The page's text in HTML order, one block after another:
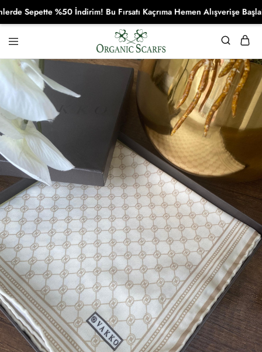
Organikscarf
Sepette %50 İndirim! Bu Fırsatı Kaçrıma Hemen Alışverişe Başla!